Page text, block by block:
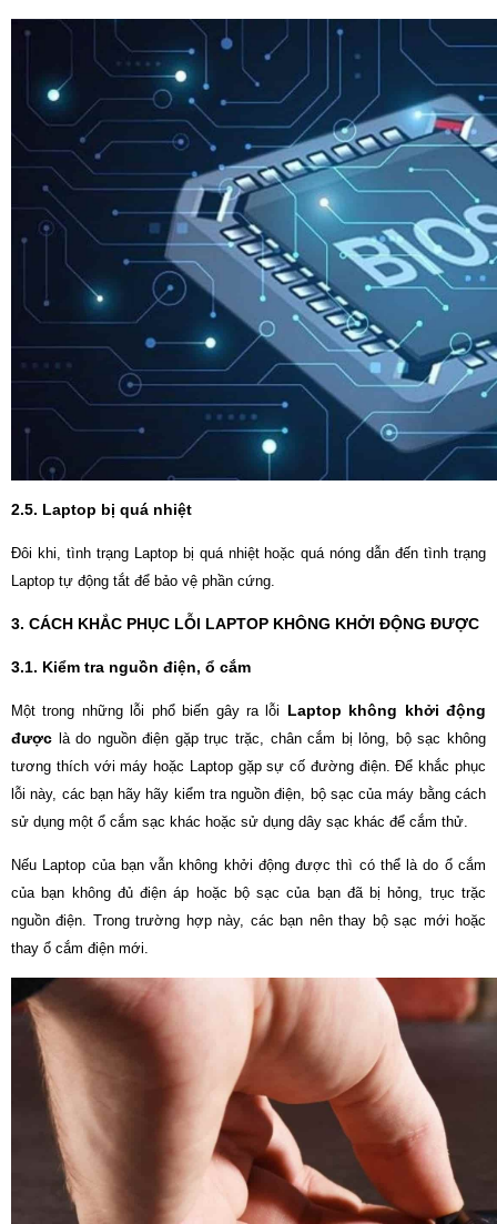
2.5. Laptop bị quá nhiệt
Đôi khi, tình trạng Laptop bị quá nhiệt hoặc quá nóng dẫn đến tình trạng
Laptop tự động tắt để bảo vệ phần cứng.
3. CÁCH KHẮC PHỤC LỖI LAPTOP KHÔNG KHỞI ĐỘNG ĐƯỢC
3.1. Kiểm tra nguồn điện, ổ cắm
Một trong những lỗi phổ biến gây ra lỗi Laptop không khởi động
được là do nguồn điện gặp trục trặc, chân cắm bị lỏng, bộ sạc không
tương thích với máy hoặc Laptop gặp sự cố đường điện. Để khắc phục
lỗi này, các bạn hãy hãy kiểm tra nguồn điện, bộ sạc của máy bằng cách
sử dụng một ổ cắm sạc khác hoặc sử dụng dây sạc khác để cắm thử.
Nếu Laptop của bạn vẫn không khởi động được thì có thể là do ổ cắm
của bạn không đủ điện áp hoặc bộ sạc của bạn đã bị hỏng, trục trặc
nguồn điện. Trong trường hợp này, các bạn nên thay bộ sạc mới hoặc
thay ổ cắm điện mới.